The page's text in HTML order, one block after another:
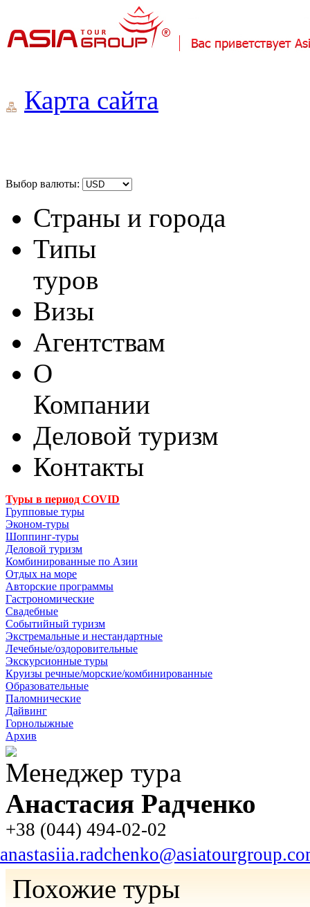
Карта сайта
Выбор валюты:
Страны и города
Типы
туров
Визы
Агентствам
О
Компании
Деловой туризм
Контакты
Туры в период COVID
Групповые туры
Эконом-туры
Шоппинг-туры
Деловой туризм
Комбинированные по Азии
Отдых на море
Авторские программы
Гастрономические
Свадебные
Событийный туризм
Экстремальные и нестандартные
Лечебные/оздоровительные
Экскурсионные туры
Круизы речные/морские/комбинированные
Образовательные
Паломнические
Дайвинг
Горнолыжные
Архив
Менеджер тура
Анастасия Радченко
+38 (044) 494-02-02
Похожие туры